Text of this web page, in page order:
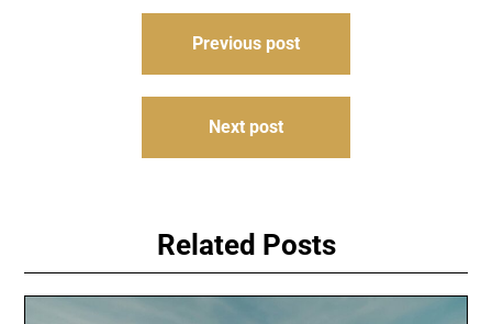
Навигация
Previous post
Next post
Related Posts